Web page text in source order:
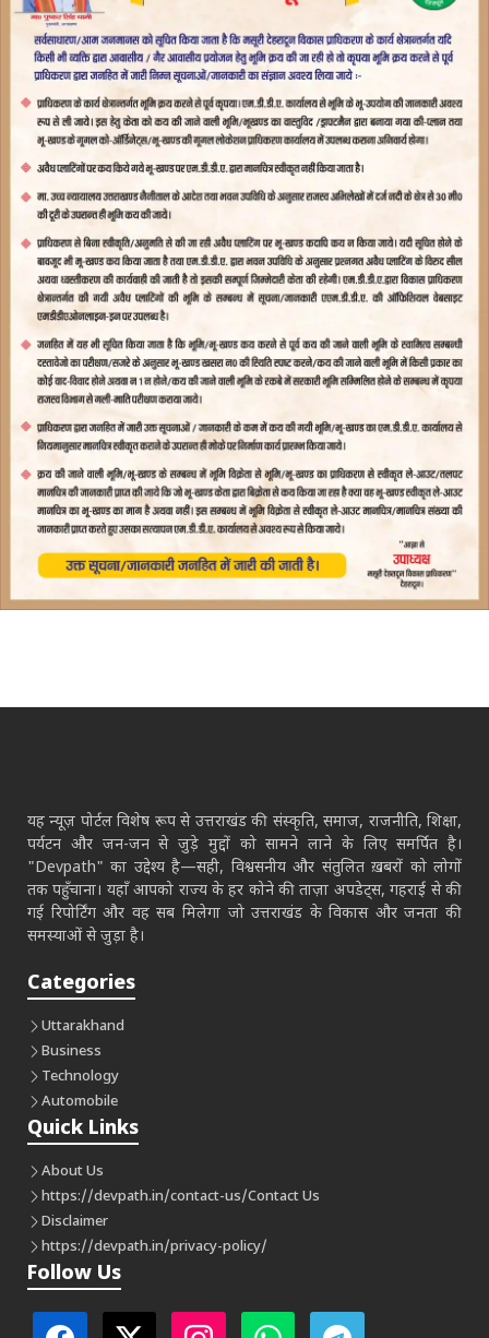
यह न्यूज़ पोर्टल विशेष रूप से उत्तराखंड की संस्कृति, समाज, राजनीति, शिक्षा,
पर्यटन और जन-जन से जुड़े मुद्दों को सामने लाने के लिए समर्पित है।
"Devpath" का उद्देश्य है—सही, विश्वसनीय और संतुलित ख़बरों को लोगों
तक पहुँचाना। यहाँ आपको राज्य के हर कोने की ताज़ा अपडेट्स, गहराई से की
गई रिपोर्टिंग और वह सब मिलेगा जो उत्तराखंड के विकास और जनता की
समस्याओं से जुड़ा है।
Categories
Uttarakhand
Business
Technology
Automobile
Quick Links
About Us
https://devpath.in/contact-us/Contact Us
Disclaimer
https://devpath.in/privacy-policy/
Follow Us